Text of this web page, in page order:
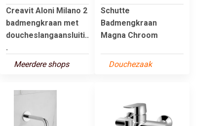
Creavit Aloni Milano 2
badmengkraan met
doucheslangaansluiti..
.
Meerdere shops
Schutte
Badmengkraan
Magna Chroom
Douchezaak